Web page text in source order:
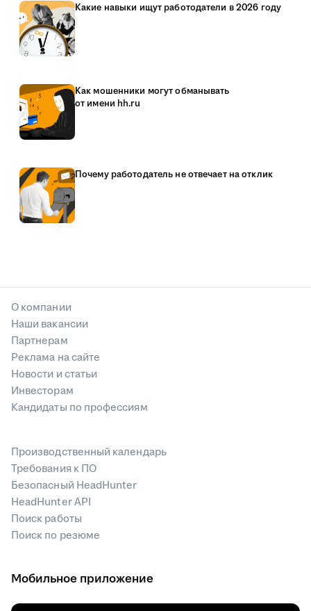
Какие навыки ищут работодатели в 2026 году
Как мошенники могут обманывать
от имени hh.ru
Почему работодатель не отвечает на отклик
О компании
Наши вакансии
Партнерам
Реклама на сайте
Новости и статьи
Инвесторам
Кандидаты по профессиям
Производственный календарь
Требования к ПО
Безопасный HeadHunter
HeadHunter API
Поиск работы
Поиск по резюме
Мобильное приложение